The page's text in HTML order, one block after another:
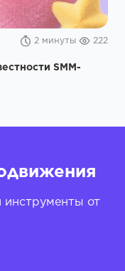
2 минуты 222
SMM-
от